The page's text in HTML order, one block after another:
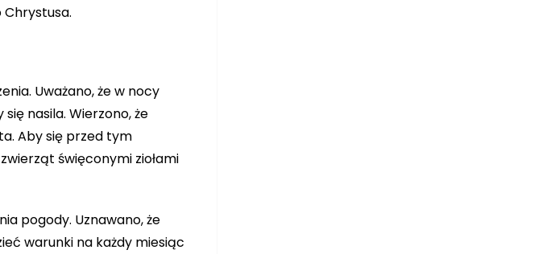
Uważano, że w nocy
nasila. Wierzono, że
Aby się przed tym
święconymi ziołami
pogody. Uznawano, że
warunki na każdy miesiąc